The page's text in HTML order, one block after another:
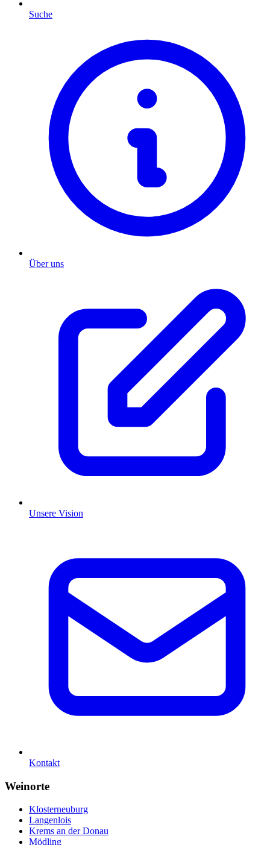
Suche
Über uns
Unsere Vision
Kontakt
Weinorte
Klosterneuburg
Langenlois
Krems an der Donau
Mödling